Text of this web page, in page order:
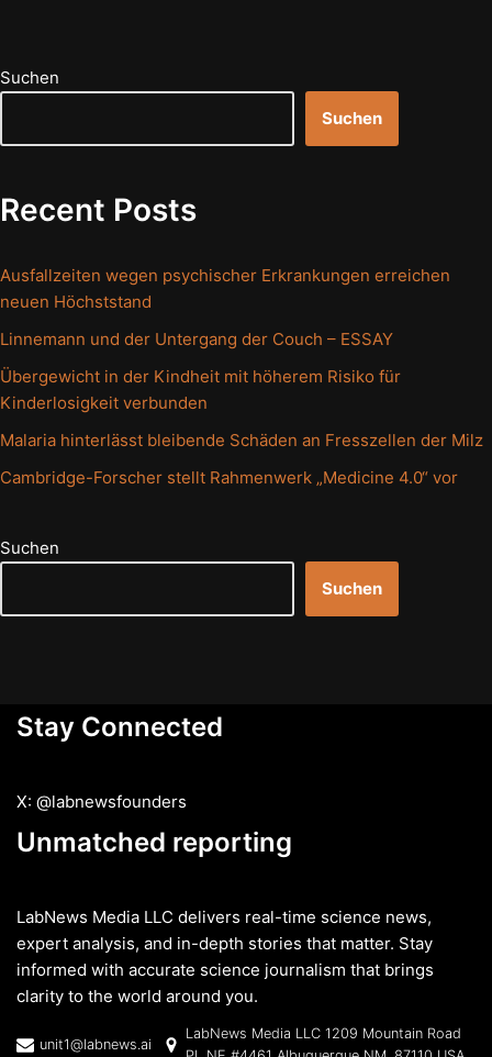
Suchen
Suchen
Recent Posts
Ausfallzeiten wegen psychischer Erkrankungen erreichen
neuen Höchststand
Linnemann und der Untergang der Couch – ESSAY
Übergewicht in der Kindheit mit höherem Risiko für
Kinderlosigkeit verbunden
Malaria hinterlässt bleibende Schäden an Fresszellen der Milz
Cambridge-Forscher stellt Rahmenwerk „Medicine 4.0“ vor
Suchen
Suchen
Stay Connected
X: @labnewsfounders
Unmatched reporting
LabNews Media LLC delivers real-time science news,
expert analysis, and in-depth stories that matter. Stay
informed with accurate science journalism that brings
clarity to the world around you.
unit1@labnews.ai
LabNews Media LLC 1209 Mountain Road